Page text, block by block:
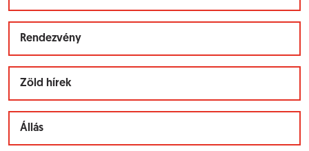
Rendezvény
Zöld hírek
Állás